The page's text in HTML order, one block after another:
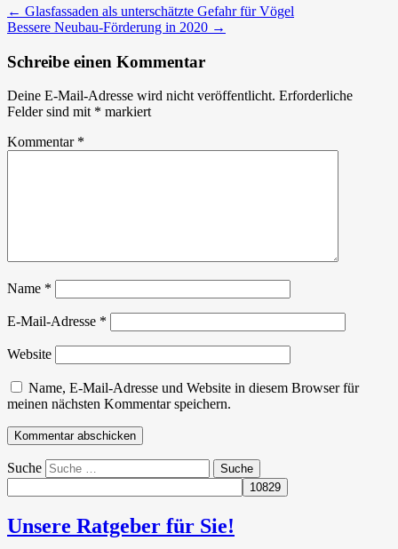
← Glasfassaden als unterschätzte Gefahr für Vögel
Bessere Neubau-Förderung in 2020 →
Schreibe einen Kommentar
Deine E-Mail-Adresse wird nicht veröffentlicht. Erforderliche
Felder sind mit * markiert
Kommentar *
Name *
E-Mail-Adresse *
Website
Name, E-Mail-Adresse und Website in diesem Browser für
meinen nächsten Kommentar speichern.
Suche
Unsere Ratgeber für Sie!